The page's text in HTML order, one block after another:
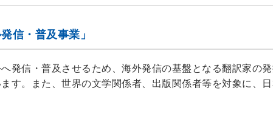
信・普及事業」
発信・普及させるため、海外発信の基盤となる翻訳家の
す。また、世界の文学関係者、出版関係者等を対象に、